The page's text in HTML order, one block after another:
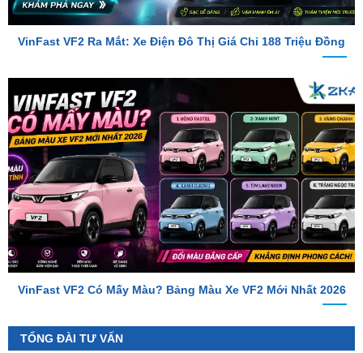
VinFast VF2 Ra Mắt: Xe Điện Đô Thị Giá Chỉ 188 Triệu Đồng
VinFast VF2 Có Mấy Màu? Bảng Màu Xe VF2 Mới Nhất 2026
TỔNG ĐÀI TƯ VẤN